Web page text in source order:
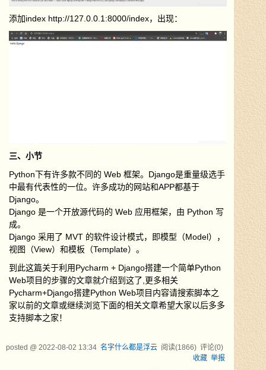
添加index http://127.0.0.1:8000/index，出现：
三、小节
Python下有许多款不同的 Web 框架。Django是重量级选手
中最有代表性的一位。许多成功的网站和APP都基于
Django。
Django 是一个开放源代码的 Web 应用框架，由 Python 写
成。
Django 采用了 MVT 的软件设计模式，即模型（Model），
视图（View）和模板（Template）。
到此这篇关于利用Pycharm + Django搭建一个简单Python
Web项目的步骤的文章就介绍到这了,更多相关
Pycharm+Django搭建Python Web项目内容请搜索脚本之
家以前的文章或继续浏览下面的相关文章希望大家以后多多
支持脚本之家！
posted @2022-08-02 13:34 名字什么都是浮云 阅读(1866) 评论(0)
收藏 举报